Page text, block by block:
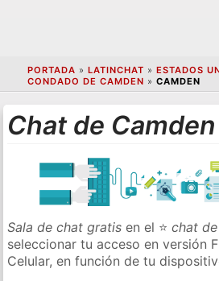
PORTADA » LATINCHAT » ESTADOS
CONDADO DE CAMDEN » CAMDEN
Chat de Camden
Sala de chat gratis en el ⭐chat
seleccionar tu acceso en versión
Celular, en función de tu